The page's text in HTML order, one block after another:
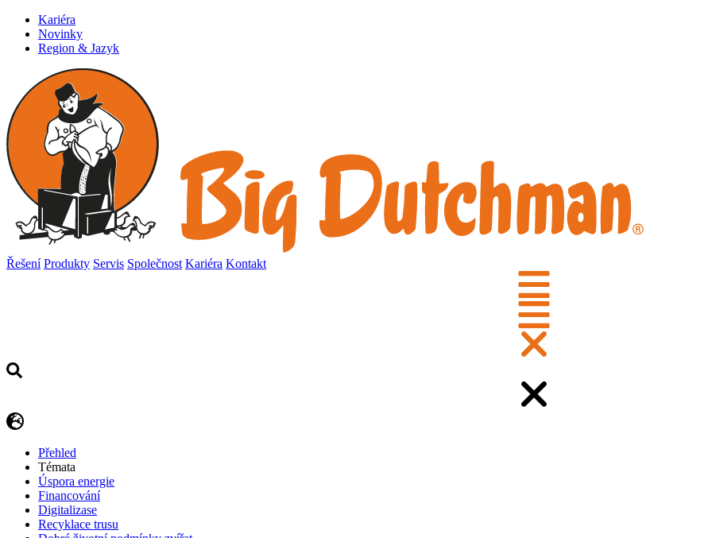
Kariéra
Novinky
Region & Jazyk
Řešení Produkty Servis Společnost Kariéra Kontakt
Přehled
Témata
Úspora energie
Financování
Digitalizase
Recyklace trusu